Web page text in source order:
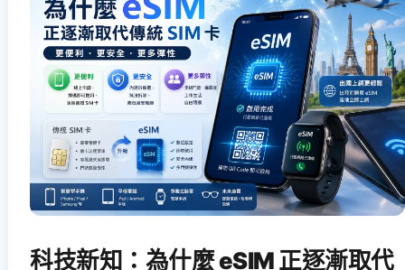
科技新知：為什麼 eSIM 正逐漸取代